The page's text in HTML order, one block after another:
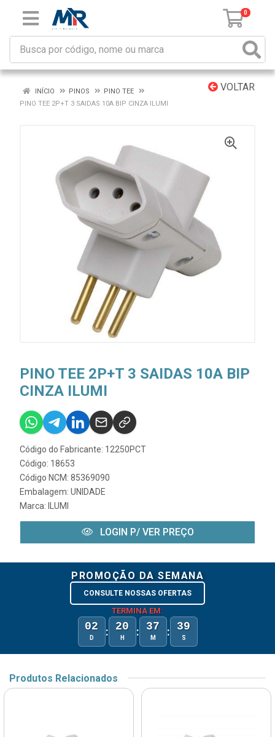
0
VOLTAR
INÍCIO PINOS
PINO TEE
PINO TEE 2P+T 3 SAIDAS 10A BIP CINZA ILUMI
PINO TEE 2P+T 3 SAIDAS 10A BIP
CINZA ILUMI
Código do Fabricante: 12250PCT
Código: 18653
Código NCM: 85369090
Embalagem: UNIDADE
Marca:
ILUMI
LOGIN P/ VER PREÇO
PROMOÇÃO DA SEMANA
CONSULTE NOSSAS OFERTAS
TERMINA EM:
02
D : 20
H : 37
M : 39
S
Produtos Relacionados